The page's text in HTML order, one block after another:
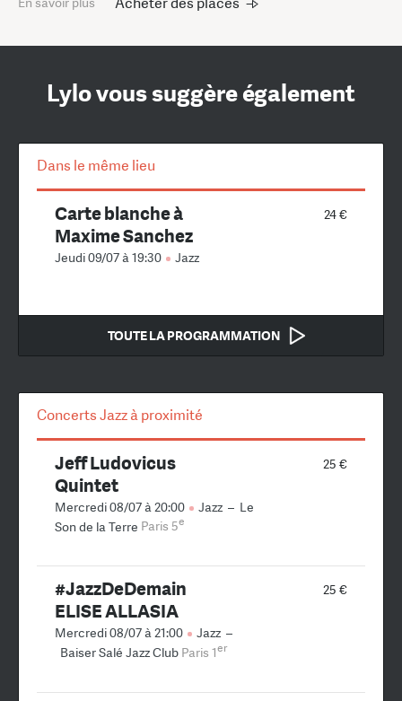
Lylo vous suggère également
Dans le même lieu
24 €
Carte blanche à
Maxime Sanchez
Jeudi 09/07 à 19:30 Jazz
TOUTE LA PROGRAMMATION
Concerts Jazz à proximité
25 €
Jeff Ludovicus
Quintet
Mercredi 08/07 à 20:00 Jazz – Le
Son de la Terre Paris 5e
25 €
#JazzDeDemain
ELISE ALLASIA
Mercredi 08/07 à 21:00 Jazz –
Baiser Salé Jazz Club Paris 1er